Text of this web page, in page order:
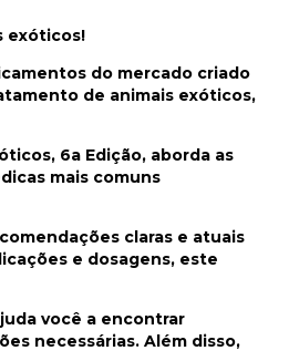
exóticos!
do mercado criado
de animais exóticos,
6a Edição, aborda as
mais comuns
claras e atuais
e dosagens, este
você a encontrar
necessárias. Além disso,